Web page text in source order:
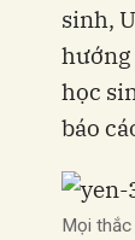
sinh,
hướng
học
báo
Mọi